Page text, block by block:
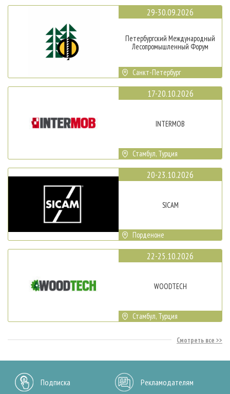
29-30.09.2026
Петербургский Международный
Лесопромышленный Форум
Санкт-Петербург
17-20.10.2026
INTERMOB
Стамбул, Турция
20-23.10.2026
SICAM
Порденоне
22-25.10.2026
WOODTECH
Стамбул, Турция
Смотреть все
Подписка Рекламодателям